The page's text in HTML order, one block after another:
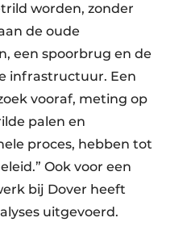
worden, zonder
de oude
een spoorbrug en de
infrastructuur. Een
vooraf, meting op
palen en
proces, hebben tot
Ook voor een
bij Dover heeft
uitgevoerd.